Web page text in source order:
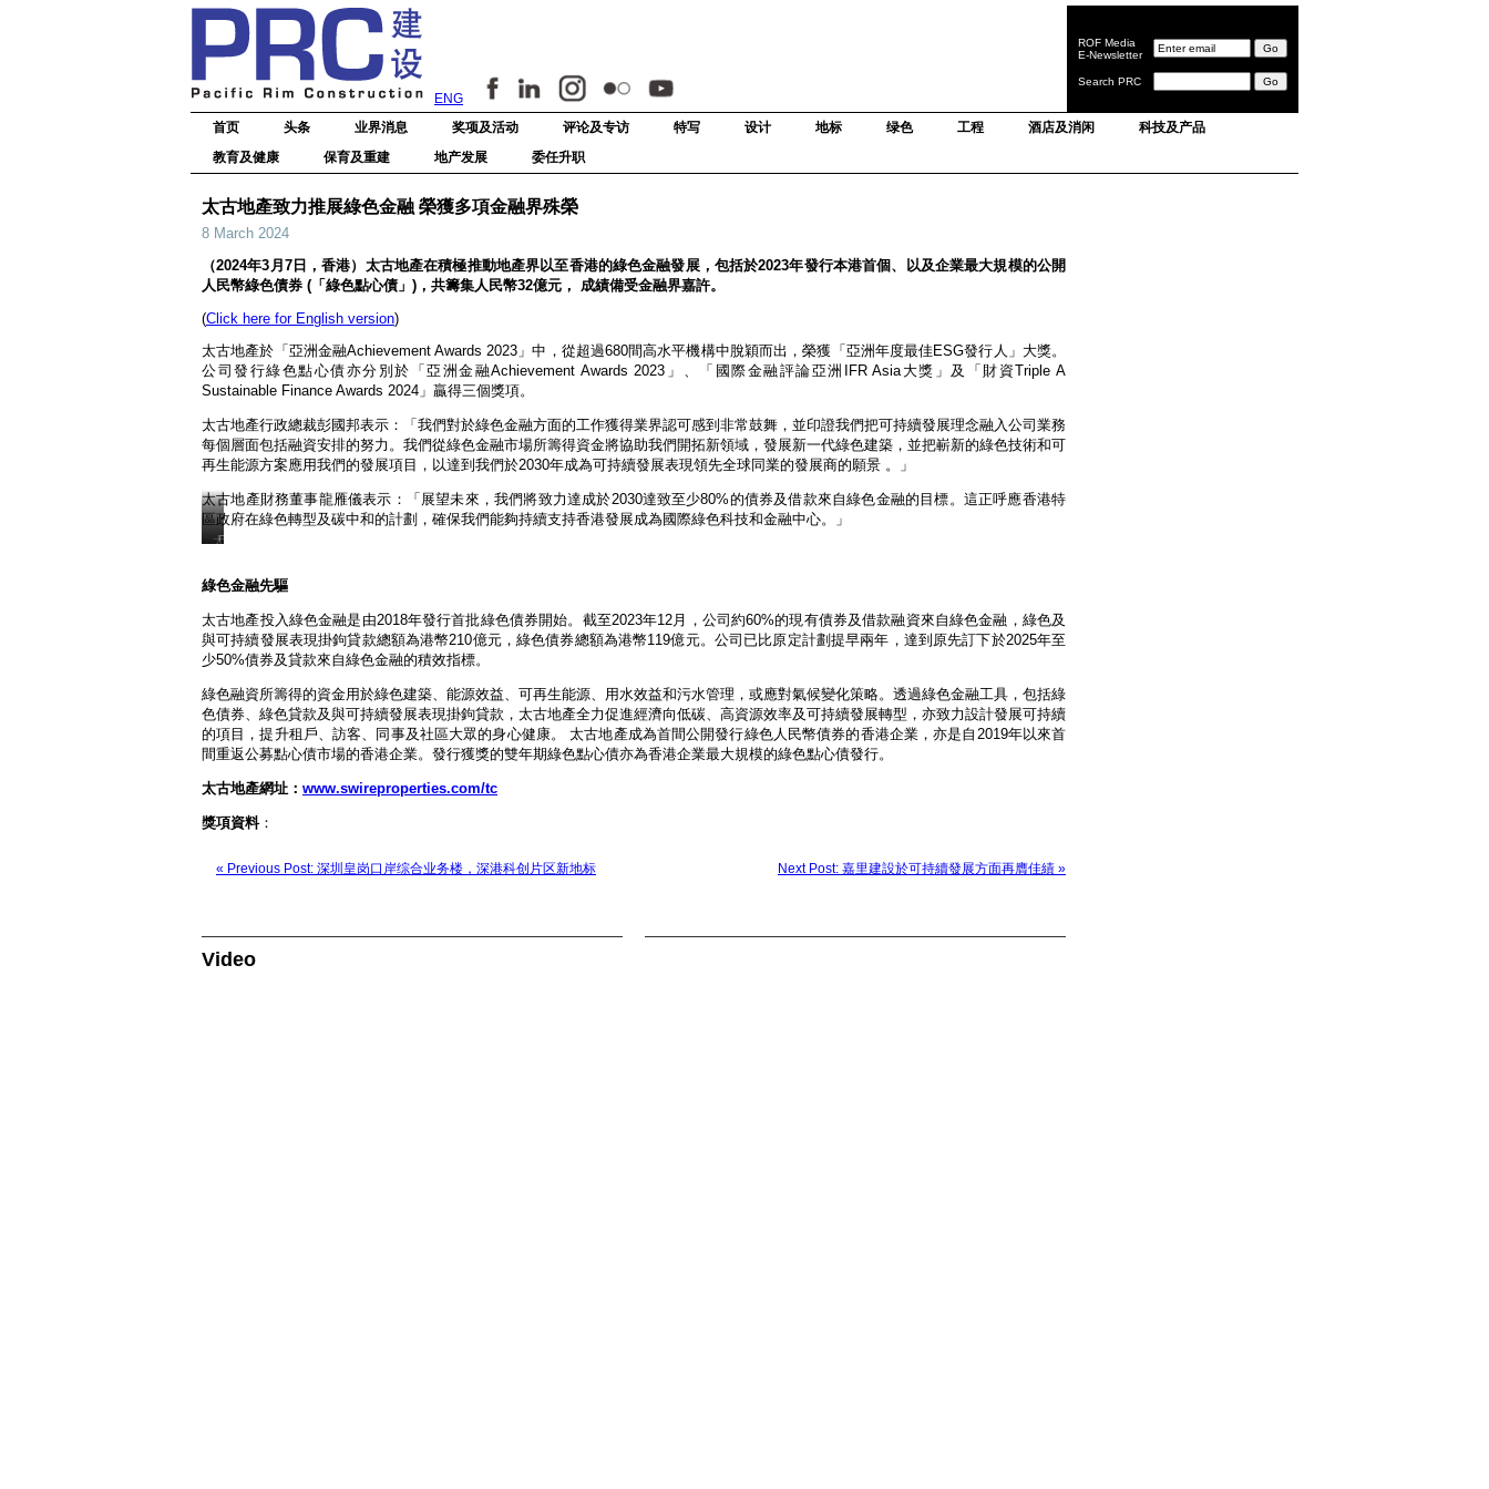
ENG
ROF Media
E-Newsletter
Search PRC
首页 头条 业界消息 奖项及活动 评论及专访 特写 设计 地标 绿色 工程 酒店及消闲
科技及产品
教育及健康
保育及重建 地产发展 委任升职
太古地產致力推展綠色金融 榮獲多項金融界殊榮
8 March 2024
（2024年3月7日，香港）太古地產在積極推動地產界以至香港的綠色金融發展，包括於2023年發行本港首個、以及企業最大規模的公開
人民幣綠色債券 (「綠色點心債」)，共籌集人民幣32億元， 成績備受金融界嘉許。
(Click here for English version)
太古地產於「亞洲金融Achievement Awards 2023」中，從超過680間高水平機構中脫穎而出，榮獲「亞洲年度最佳ESG發行人」大獎。
公司發行綠色點心債亦分別於「亞洲金融Achievement Awards 2023」、「國際金融評論亞洲IFR Asia大獎」及「財資Triple A
Sustainable Finance Awards 2024」贏得三個獎項。
太古地產行政總裁彭國邦表示：「我們對於綠色金融方面的工作獲得業界認可感到非常鼓舞，並印證我們把可持續發展理念融入公司業務
每個層面包括融資安排的努力。我們從綠色金融市場所籌得資金將協助我們開拓新領域，發展新一代綠色建築，並把嶄新的綠色技術和可
再生能源方案應用我們的發展項目，以達到我們於2030年成為可持續發展表現領先全球同業的發展商的願景 。」
太古地產財務董事龍雁儀表示：「展望未來，我們將致力達成於2030達致至少80%的債券及借款來自綠色金融的目標。這正呼應香港特
區政府在綠色轉型及碳中和的計劃，確保我們能夠持續支持香港發展成為國際綠色科技和金融中心。」
太
產
務
董
事
龍
儀
於
「亞
洲
金
Achievement
2023」
代
司
洲
年
度
「亞
融
Awards
2023
」
亞
年
度
最
佳
ESG
發
行
人
古
有
綠色金融先驅
太古地產投入綠色金融是由2018年發行首批綠色債券開始。截至2023年12月，公司約60%的現有債券及借款融資來自綠色金融，綠色及
與可持續發展表現掛鉤貸款總額為港幣210億元，綠色債券總額為港幣119億元。公司已比原定計劃提早兩年，達到原先訂下於2025年至
少50%債券及貸款來自綠色金融的積效指標。
綠色融資所籌得的資金用於綠色建築、能源效益、可再生能源、用水效益和污水管理，或應對氣候變化策略。透過綠色金融工具，包括綠
色債券、綠色貸款及與可持續發展表現掛鉤貸款，太古地產全力促進經濟向低碳、高資源效率及可持續發展轉型，亦致力設計發展可持續
的項目，提升租戶、訪客、同事及社區大眾的身心健康。 太古地產成為首間公開發行綠色人民幣債券的香港企業，亦是自2019年以來首
間重返公募點心債市場的香港企業。發行獲獎的雙年期綠色點心債亦為香港企業最大規模的綠色點心債發行。
太古地產網址： www.swireproperties.com/tc
獎項資料：
« Previous Post: 深圳皇岗口岸综合业务楼，深港科创片区新地标 Next Post: 嘉里建設於可持續發展方面再膺佳績 »
Video